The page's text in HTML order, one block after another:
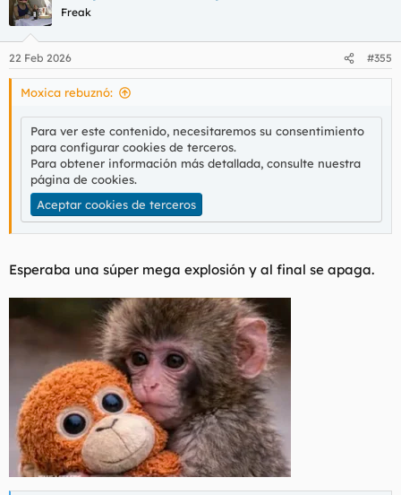
Freak
22 Feb 2026 #355
Moxica rebuznó:
Para ver este contenido, necesitaremos su consentimiento
para configurar cookies de terceros.
Para obtener información más detallada, consulte nuestra
página de cookies.
Aceptar cookies de terceros
Esperaba una súper mega explosión y al final se apaga.